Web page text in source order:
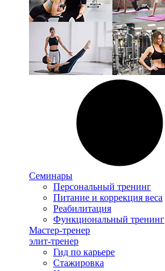
Семинары
Персональный тренинг
Питание и коррекция веса
Реабилитация
Функциональный тренинг
Мастер-тренер
элит-тренер
Гид по карьере
Стажировка